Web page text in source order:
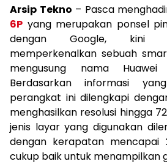
Arsip Tekno – Pasca
6P yang merupakan ponsel
dengan Google, kini
memperkenalkan sebuah
mengusung nama
Berdasarkan informasi
perangkat ini dilengkapi
menghasilkan resolusi hingga
jenis layar yang digunakan
dengan kerapatan mencapai
cukup baik untuk menampilkan